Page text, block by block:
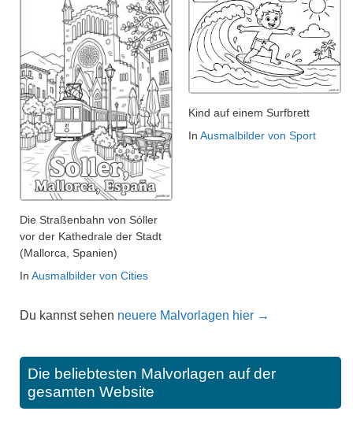
Die Straßenbahn von Sóller
vor der Kathedrale der Stadt
(Mallorca, Spanien)
In Ausmalbilder von Cities
Kind auf einem Surfbrett
In Ausmalbilder von Sport
Du kannst sehen neuere Malvorlagen hier →
Die beliebtesten Malvorlagen auf der
gesamten Website